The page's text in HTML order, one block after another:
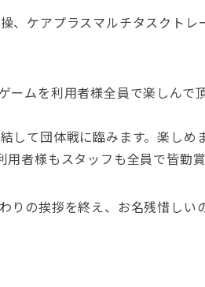
、ケアプラスマルチタスクト
ムを利用者様全員で楽しんで
して団体戦に臨みます。楽しめ
者様もスタッフも全員で皆勤
りの挨拶を終え、お名残惜しい